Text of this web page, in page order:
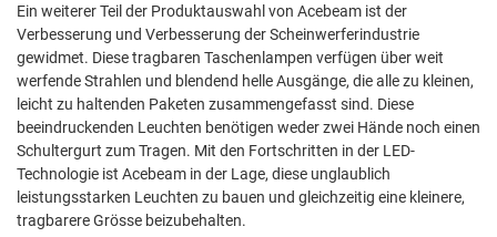
Ein weiterer Teil der Produktauswahl von Acebeam ist der
Verbesserung und Verbesserung der Scheinwerferindustrie
gewidmet. Diese tragbaren Taschenlampen verfügen über weit
werfende Strahlen und blendend helle Ausgänge, die alle zu kleinen,
leicht zu haltenden Paketen zusammengefasst sind. Diese
beeindruckenden Leuchten benötigen weder zwei Hände noch einen
Schultergurt zum Tragen. Mit den Fortschritten in der LED-
Technologie ist Acebeam in der Lage, diese unglaublich
leistungsstarken Leuchten zu bauen und gleichzeitig eine kleinere,
tragbarere Grösse beizubehalten.